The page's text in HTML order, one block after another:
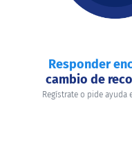
Responder
cambio de
Regístrate o pide ayuda